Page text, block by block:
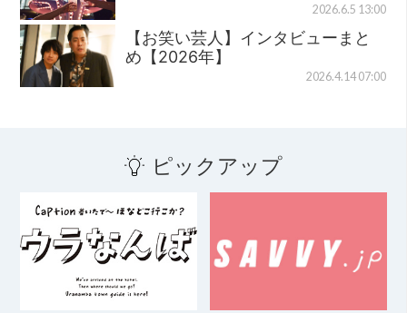
2026.6.5 13:00
【お笑い芸人】インタビューまと
め【2026年】
2026.4.14 07:00
ピックアップ